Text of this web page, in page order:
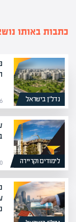
כתבות באותו
נדל”ן בישראל
לימודים וקריירה